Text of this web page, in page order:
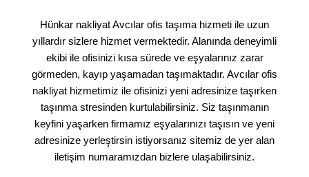
Hünkar nakliyat Avcılar ofis taşıma hizmeti ile uzun
yıllardır sizlere hizmet vermektedir. Alanında deneyimli
ekibi ile ofisinizi kısa sürede ve eşyalarınız zarar
görmeden, kayıp yaşamadan taşımaktadır. Avcılar ofis
nakliyat hizmetimiz ile ofisinizi yeni adresinize taşırken
taşınma stresinden kurtulabilirsiniz. Siz taşınmanın
keyfini yaşarken firmamız eşyalarınızı taşısın ve yeni
adresinize yerleştirsin istiyorsanız sitemiz de yer alan
iletişim numaramızdan bizlere ulaşabilirsiniz.